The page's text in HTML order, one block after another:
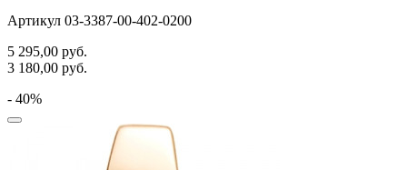
Артикул 03-3387-00-402-0200
5 295,00 руб.
3 180,00 руб.
- 40%